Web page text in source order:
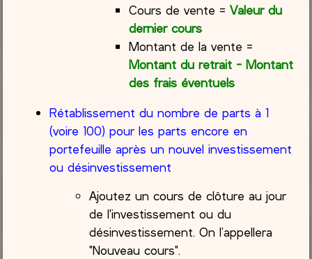
Cours de vente =Valeur du
dernier cours
Montant de la vente =
Montant du retrait - Montant
des frais éventuels
Rétablissement du nombre de parts à 1
(voire 100) pour les parts encore en
portefeuille après un nouvel investissement
ou désinvestissement
Ajoutez un cours de clôture au jour
de l'investissement ou du
désinvestissement. On l’appellera
"Nouveau cours".